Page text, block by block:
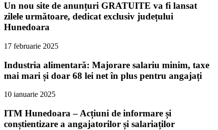
Un nou site de anunțuri GRATUITE va fi lansat
zilele următoare, dedicat exclusiv județului
Hunedoara
17 februarie 2025
Industria alimentară: Majorare salariu minim, taxe
mai mari și doar 68 lei net în plus pentru angajați
10 ianuarie 2025
ITM Hunedoara – Acțiuni de informare și
conștientizare a angajatorilor și salariaților